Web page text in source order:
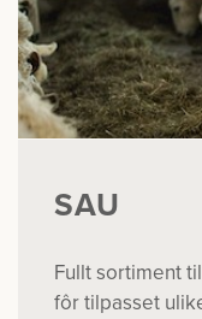
SAU
Fullt sortiment
fôr tilpasset